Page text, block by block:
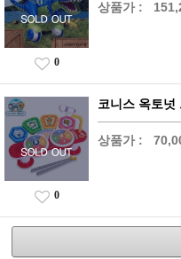
상품가 :
0
코니스 옥토넛
상품가 :
0